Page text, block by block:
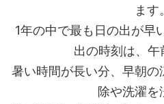
ます。
1年の中で最も日の出が早
出の時刻は、午
暑い時間が長い分、早朝
除や洗濯を